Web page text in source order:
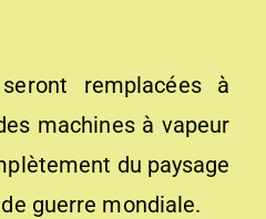
remplacées à
machines à vapeur
du paysage
guerre mondiale.